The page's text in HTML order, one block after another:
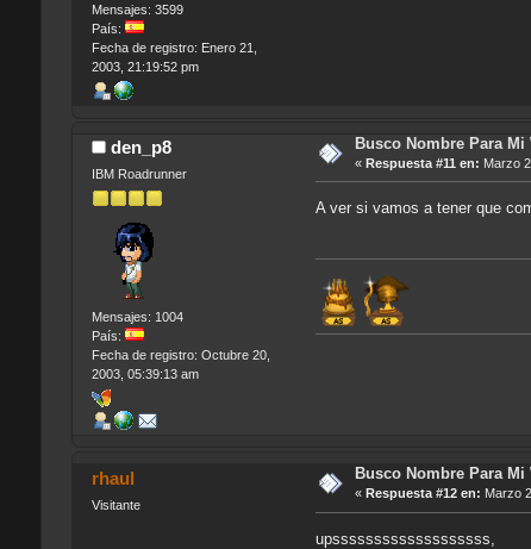
Mensajes: 3599
País:
Fecha de registro: Enero 21,
2003, 21:19:52 pm
den_p8
IBM Roadrunner
Mensajes: 1004
País:
Fecha de registro: Octubre 20,
2003, 05:39:13 am
Busco Nombre Para Mi
« Respuesta #11 en: Marzo
A ver si vamos a tener que
rhaul
Visitante
Busco Nombre Para Mi
« Respuesta #12 en: Marzo
upsssssssssssssssssss,